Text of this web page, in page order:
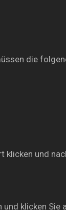
die
klicken und
klicken Sie